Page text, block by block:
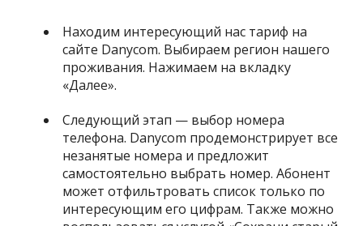
Находим интересующий нас тариф на
сайте Danycom. Выбираем регион нашего
проживания. Нажимаем на вкладку
«Далее».
Следующий этап — выбор номера
телефона. Danycom продемонстрирует все
незанятые номера и предложит
самостоятельно выбрать номер. Абонент
может отфильтровать список только по
интересующим его цифрам. Также можно